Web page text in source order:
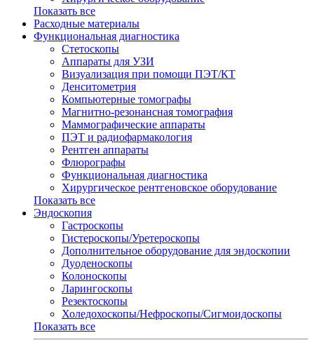
Показать все
Расходные материалы
Функциональная диагностика
Cтетоскопы
Аппараты для УЗИ
Визуализация при помощи ПЭТ/КТ
Денситометрия
Компьютерные томографы
Магнитно-резонансная томография
Маммографические аппараты
ПЭТ и радиофармакология
Рентген аппараты
Флюрографы
Функциональная диагностика
Хирургическое рентгеновское оборудование
Показать все
Эндоскопия
Гастроскопы
Гистероскопы/Уретероскопы
Дополнительное оборудование для эндоскопии
Дуоденоскопы
Колоноскопы
Ларингоскопы
Резектоскопы
Холедохоскопы/Нефроскопы/Сигмоидоскопы
Показать все